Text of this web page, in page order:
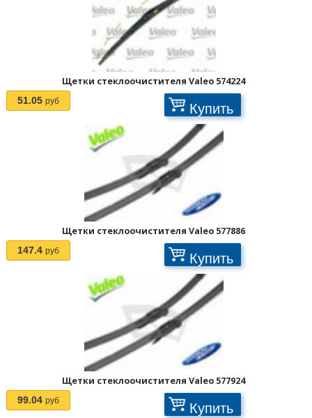
Щетки стеклоочистителя Valeo 574224
51.05 руб Купить
Щетки стеклоочистителя Valeo 577886
147.4 руб Купить
Щетки стеклоочистителя Valeo 577924
99.04 руб Купить